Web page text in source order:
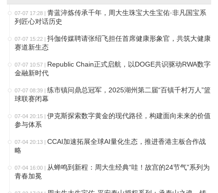
07-07 17:28 | 青蓝淬炼传承千年，周大生珠宝大生宝佑·非凡国宝系
列匠心对话历史
07-07 15:22 | 抖伽传媒聘请张绍飞担任首席健康形象官，共筑大健康
赛道新生态
07-07 10:57 | Republic Chain正式启航，以DOGE共识驱动RWA数字
金融新时代
07-07 08:39 | 练市镇问鼎总冠军，2025湖州第二届“百镇千村万人”篮
球联赛闭幕
07-04 20:15 | 伊克斯探索数字黄金的现代路径，构建面向未来的价值
参与体系
07-04 20:13 | CCAI加速拓展全球AI量化生态，推进香港主板合作战
略
07-04 16:00 | 从蝉鸣到新程：周大生经典“哇！故宫的24节气”系列为
青春加冕